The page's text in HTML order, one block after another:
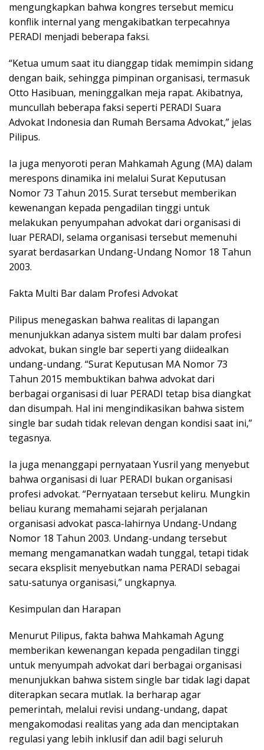
mengungkapkan bahwa kongres tersebut memicu
konflik internal yang mengakibatkan terpecahnya
PERADI menjadi beberapa faksi.
“Ketua umum saat itu dianggap tidak memimpin sidang
dengan baik, sehingga pimpinan organisasi, termasuk
Otto Hasibuan, meninggalkan meja rapat. Akibatnya,
muncullah beberapa faksi seperti PERADI Suara
Advokat Indonesia dan Rumah Bersama Advokat,” jelas
Pilipus.
Ia juga menyoroti peran Mahkamah Agung (MA) dalam
merespons dinamika ini melalui Surat Keputusan
Nomor 73 Tahun 2015. Surat tersebut memberikan
kewenangan kepada pengadilan tinggi untuk
melakukan penyumpahan advokat dari organisasi di
luar PERADI, selama organisasi tersebut memenuhi
syarat berdasarkan Undang-Undang Nomor 18 Tahun
2003.
Fakta Multi Bar dalam Profesi Advokat
Pilipus menegaskan bahwa realitas di lapangan
menunjukkan adanya sistem multi bar dalam profesi
advokat, bukan single bar seperti yang diidealkan
undang-undang. “Surat Keputusan MA Nomor 73
Tahun 2015 membuktikan bahwa advokat dari
berbagai organisasi di luar PERADI tetap bisa diangkat
dan disumpah. Hal ini mengindikasikan bahwa sistem
single bar sudah tidak relevan dengan kondisi saat ini,”
tegasnya.
Ia juga menanggapi pernyataan Yusril yang menyebut
bahwa organisasi di luar PERADI bukan organisasi
profesi advokat. “Pernyataan tersebut keliru. Mungkin
beliau kurang memahami sejarah perjalanan
organisasi advokat pasca-lahirnya Undang-Undang
Nomor 18 Tahun 2003. Undang-undang tersebut
memang mengamanatkan wadah tunggal, tetapi tidak
secara eksplisit menyebutkan nama PERADI sebagai
satu-satunya organisasi,” ungkapnya.
Kesimpulan dan Harapan
Menurut Pilipus, fakta bahwa Mahkamah Agung
memberikan kewenangan kepada pengadilan tinggi
untuk menyumpah advokat dari berbagai organisasi
menunjukkan bahwa sistem single bar tidak lagi dapat
diterapkan secara mutlak. Ia berharap agar
pemerintah, melalui revisi undang-undang, dapat
mengakomodasi realitas yang ada dan menciptakan
regulasi yang lebih inklusif dan adil bagi seluruh